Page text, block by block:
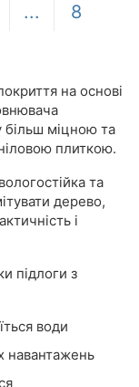
... 8
на основі
більш міцною та
плиткою.
та
дерево,
і
підлоги з
води
навантажень